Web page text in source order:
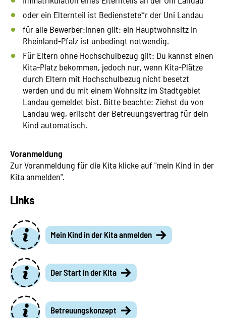
oder ein Elternteil ist Bedienstete*r der Uni Landau
für alle Bewerber:innen gilt: ein Hauptwohnsitz in
Rheinland-Pfalz ist unbedingt notwendig.
Für Eltern ohne Hochschulbezug gilt: Du kannst einen
Kita-Platz bekommen, jedoch nur, wenn Kita-Plätze
durch Eltern mit Hochschulbezug nicht besetzt
werden und du mit einem Wohnsitz im Stadtgebiet
Landau gemeldet bist. Bitte beachte: Ziehst du von
Landau weg, erlischt der Betreuungsvertrag für dein
Kind automatisch.
Voranmeldung
Zur Voranmeldung für die Kita klicke auf "mein Kind in der
Kita anmelden".
Links
Mein Kind in der Kita anmelden
Der Start in der Kita
Betreuungskonzept